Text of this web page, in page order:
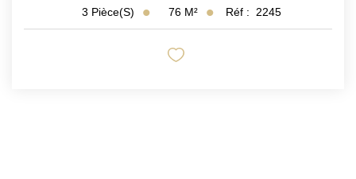
3 Pièce(s) 76 M² Réf : 2245